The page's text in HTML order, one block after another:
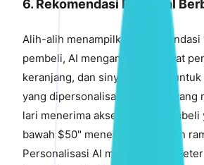
6. Rekomendasi Personal
Alih-alih menampilkan rekomendasi
pembeli, AI menganalisis riwayat
keranjang, dan sinyal perilaku
yang dipersonalisasi. Pembeli yang
lari menerima aksesori lari;
bawah $50" menerima tambahan
Personalisasi AI meningkatkan